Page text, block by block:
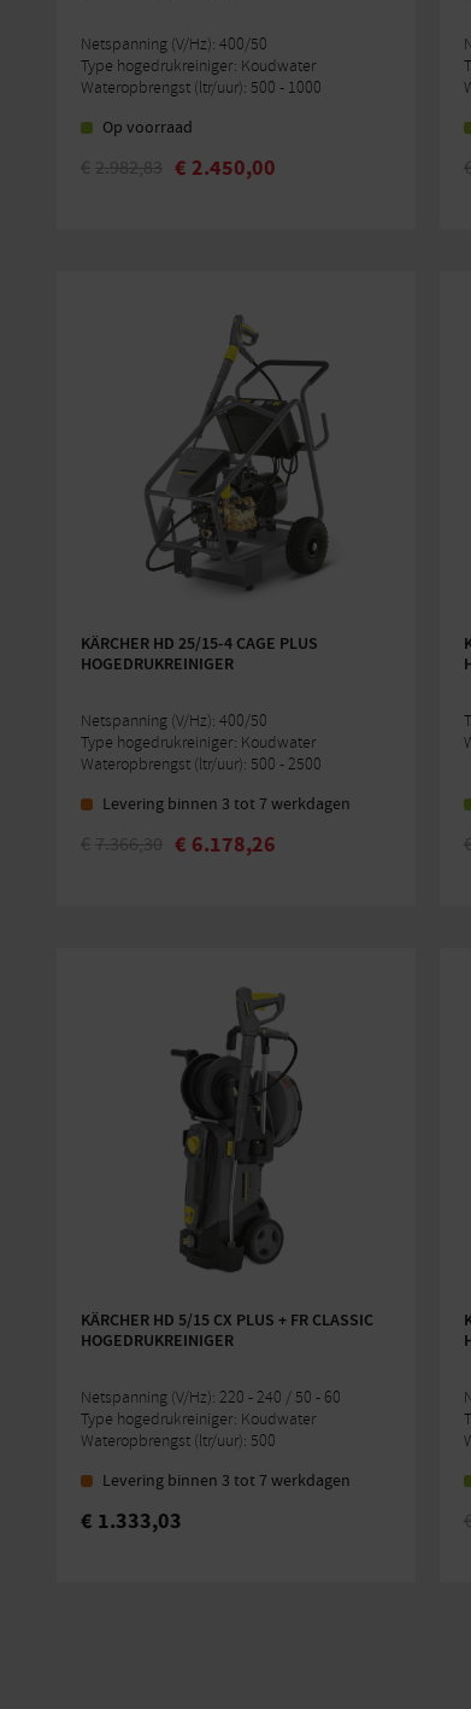
Netspanning (V/Hz): 400/50
Type hogedrukreiniger: Koudwater
Wateropbrengst (ltr/uur): 500 - 1000
Op voorraad
€ 2.982,83 € 2.450,00 €
KÄRCHER HD 25/15-4 CAGE PLUS
HOGEDRUKREINIGER
Netspanning (V/Hz): 400/50
Type hogedrukreiniger: Koudwater
Wateropbrengst (ltr/uur): 500 - 2500
Levering binnen 3 tot 7 werkdagen
€ 7.366,30 € 6.178,26 €
KÄRCHER HD 5/15 CX PLUS + FR CLASSIC
HOGEDRUKREINIGER
Netspanning (V/Hz): 220 - 240 / 50 - 60
Type hogedrukreiniger: Koudwater
Wateropbrengst (ltr/uur): 500
Levering binnen 3 tot 7 werkdagen
€ 1.333,03 €